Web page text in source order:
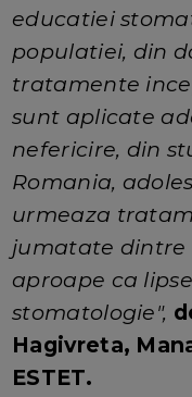
educatiei
populatiei, din
tratamente
sunt aplicate
nefericire, din
Romania,
urmeaza
jumatate dintre
aproape ca
stomatologie",
Hagivreta,
ESTET.